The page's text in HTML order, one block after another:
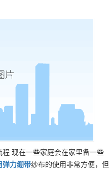
现在一些家庭会在家里备一些
弹力绷带纱布的使用非常方便，但